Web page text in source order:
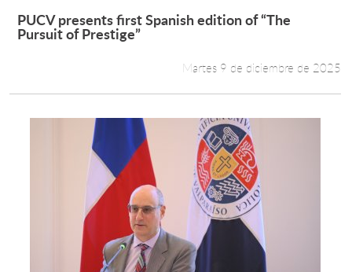
Leer más +
PUCV presents first Spanish edition of “The
Pursuit of Prestige”
Martes 9 de diciembre de 2025